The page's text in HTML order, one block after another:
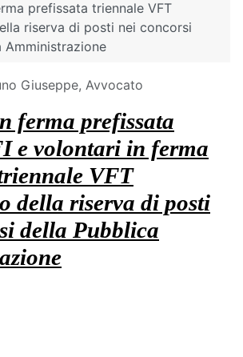
prefissata triennale VFT
riserva di posti nei concorsi
Amministrazione
Giuseppe, Avvocato
ferma prefissata
e volontari in ferma
VFT
della riserva di posti
della Pubblica